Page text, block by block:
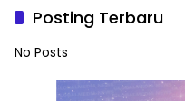
Posting Terbaru
No Posts